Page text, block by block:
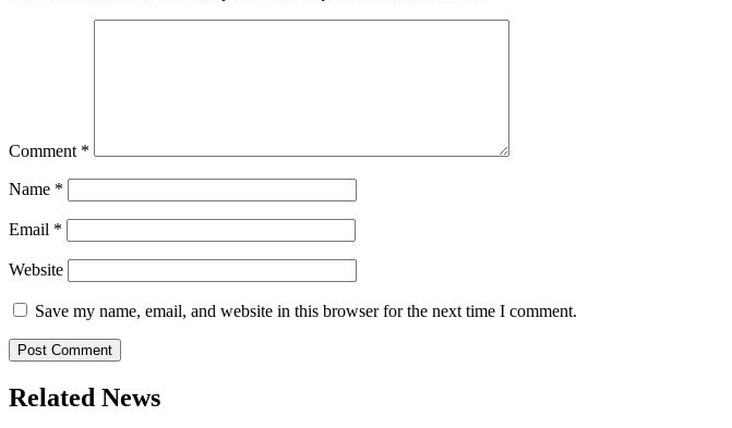
Comment *
Name *
Email *
Website
Save my name, email, and website in this browser for the next time I comment.
Related News